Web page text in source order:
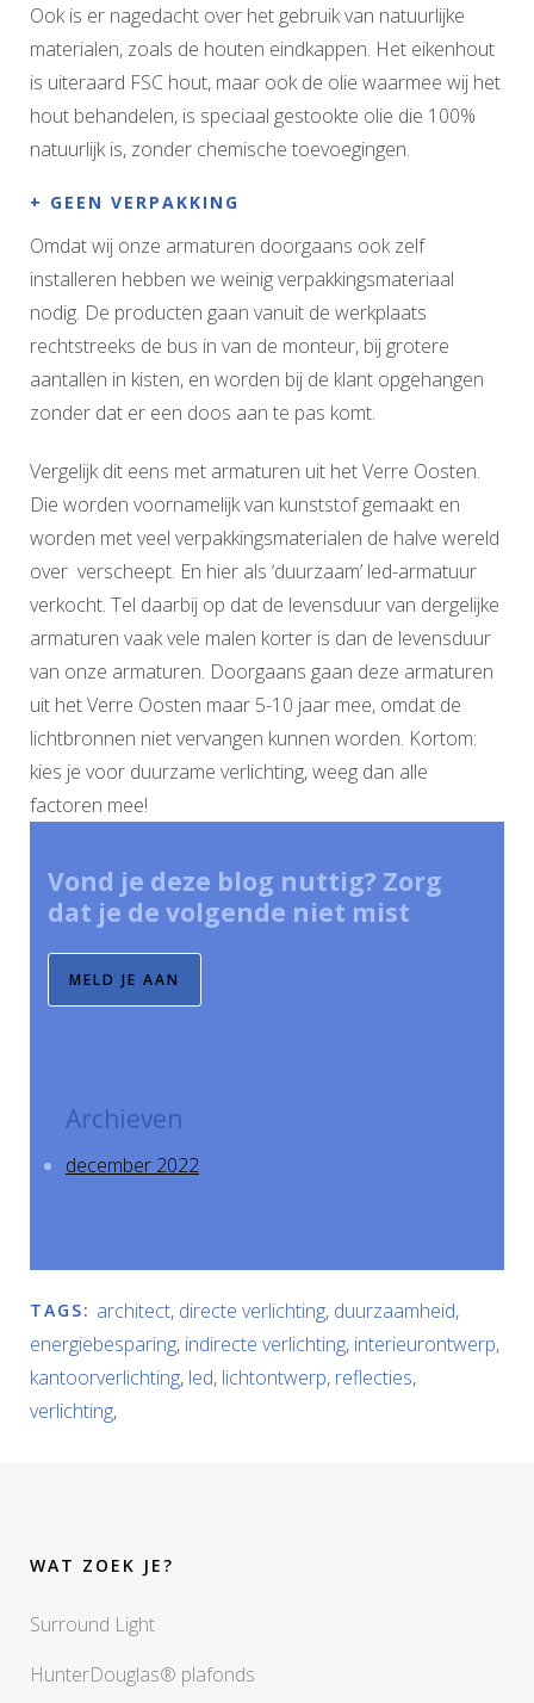
Ook is er nagedacht over het gebruik van natuurlijke
materialen, zoals de houten eindkappen. Het eikenhout
is uiteraard FSC hout, maar ook de olie waarmee wij het
hout behandelen, is speciaal gestookte olie die 100%
natuurlijk is, zonder chemische toevoegingen.
+ GEEN VERPAKKING
Omdat wij onze armaturen doorgaans ook zelf
installeren hebben we weinig verpakkingsmateriaal
nodig. De producten gaan vanuit de werkplaats
rechtstreeks de bus in van de monteur, bij grotere
aantallen in kisten, en worden bij de klant opgehangen
zonder dat er een doos aan te pas komt.
Vergelijk dit eens met armaturen uit het Verre Oosten.
Die worden voornamelijk van kunststof gemaakt en
worden met veel verpakkingsmaterialen de halve wereld
over verscheept. En hier als ‘duurzaam’ led-armatuur
verkocht. Tel daarbij op dat de levensduur van dergelijke
armaturen vaak vele malen korter is dan de levensduur
van onze armaturen. Doorgaans gaan deze armaturen
uit het Verre Oosten maar 5-10 jaar mee, omdat de
lichtbronnen niet vervangen kunnen worden. Kortom:
kies je voor duurzame verlichting, weeg dan alle
factoren mee!
Vond je deze blog nuttig? Zorg
dat je de volgende niet mist
MELD JE AAN
Archieven
december 2022
TAGS: architect, directe verlichting, duurzaamheid,
energiebesparing, indirecte verlichting, interieurontwerp,
kantoorverlichting, led, lichtontwerp, reflecties,
verlichting,
WAT ZOEK JE?
Surround Light
HunterDouglas® plafonds